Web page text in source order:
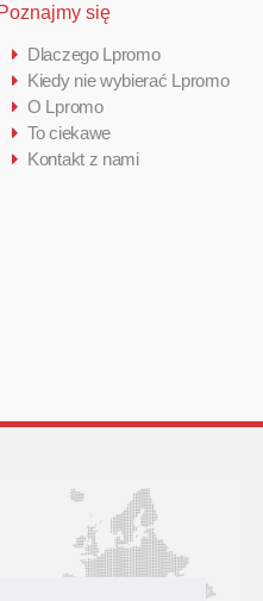
Poznajmy się
Dlaczego Lpromo
Kiedy nie wybierać Lpromo
O Lpromo
To ciekawe
Kontakt z nami